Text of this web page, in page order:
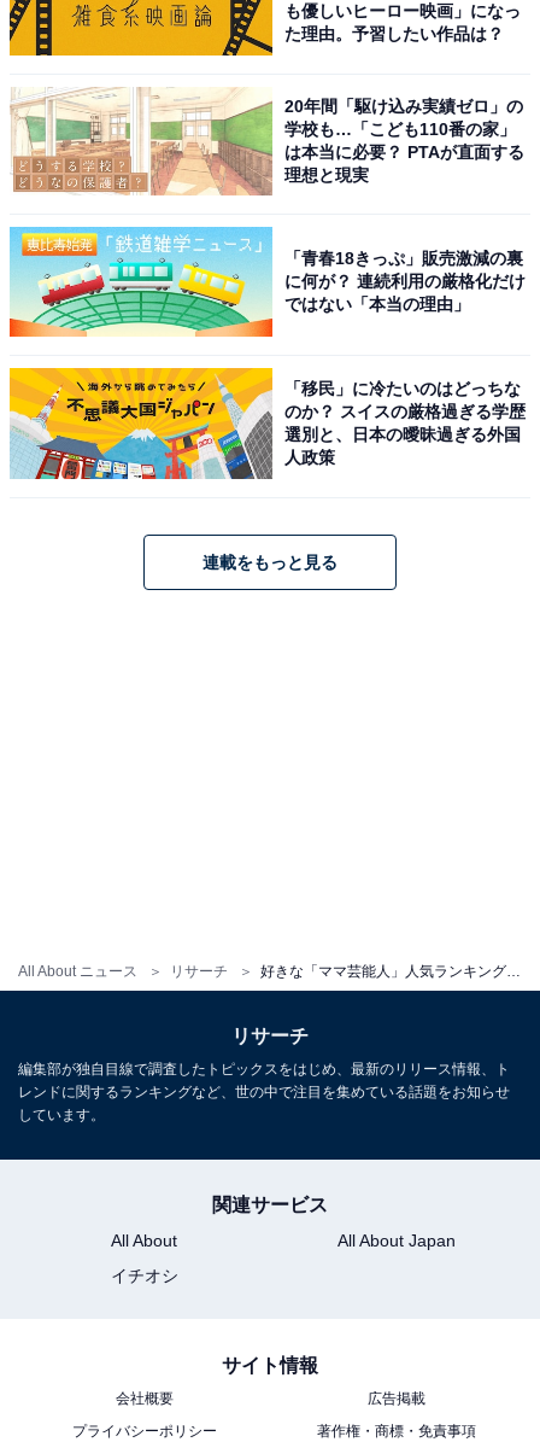
All About ニュース リサーチ
ました。1986年生まれの東京都出身で、15歳からファッ
ション誌『non-no』（集英社）の専属モデルとして活
躍。その後、2007年に『天国と地獄』（テレビ朝日系）
で俳優デビューを果たします。NHK連続テレビ小説『ご
ちそうさん』や『花咲舞が黙ってない』（日本テレビ
系）などの代表作があり、2022年7～9月に放送されたド
ラマ『競争の番人』（フジテレビ系）では主演を務めま
した。私生活では2015年に俳優の東出昌大さんと結婚
し、2016年に双子の女児を出産します。2017年には第3
子を出産しますが、2020年8月に離婚を発表。現在は、
「杏/anne TOKYO」でプライベートも公開しています。
投票者の声として、「大変な状況にありながらしっかり
性）、「離婚しても子供のために前向きに仕事に取り組
1位：北川景子
明日は5話の放送です！
藍井ゼミに合格するのは誰でしょう?
照井さんの発作の理由、いたずら被害の犯人も明ら
盛りだくさんです❗️
も優しいヒーロー映画」になっ
た理由。予習したい作品は？
20年間「駆け込み実績ゼロ」の
学校も…「こども110番の家」
は本当に必要？ PTAが直面する
理想と現実
「青春18きっぷ」販売激減の裏
に何が？ 連続利用の厳格化だけ
ではない「本当の理由」
「移民」に冷たいのはどっちな
のか？ スイスの厳格過ぎる学歴
選別と、日本の曖昧過ぎる外国
人政策
連載をもっと見る
リサーチ
編集部が独自目線で調査したトピックスをはじめ、最新のリリース情報、ト
レンドに関するランキングなど、世の中で注目を集めている話題をお知らせ
しています。
関連サービス
All About
All About Japan
イチオシ
サイト情報
会社概要
広告掲載
プライバシーポリシー
著作権・商標・免責事項